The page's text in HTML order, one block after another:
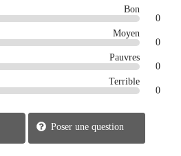
Bon
0
Moyen
0
Pauvres
0
Terrible
0
Poser une question